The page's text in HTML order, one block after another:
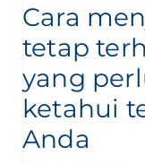
Cara
tetap
yang
ketahui
Anda